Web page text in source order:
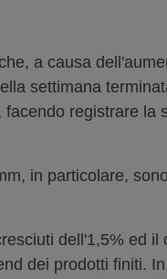
a causa
settimana
registrare la
in particolare,
dell'1,5% ed il
dei prodotti finiti.